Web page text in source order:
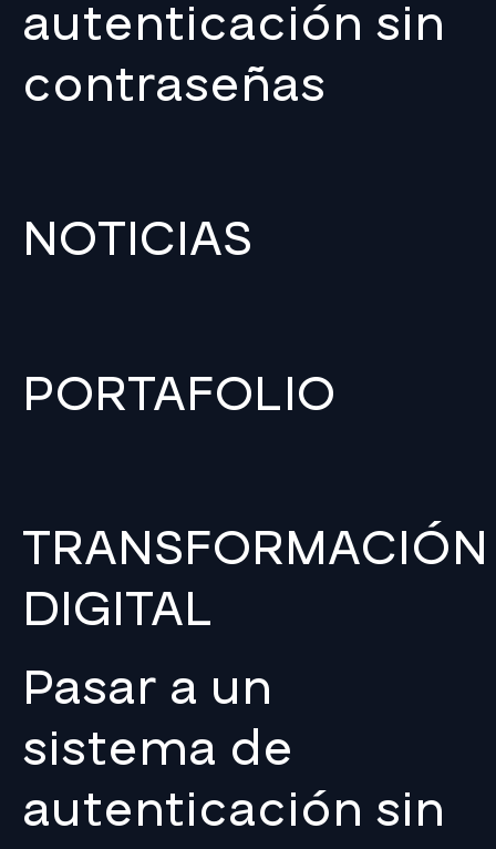
autenticación sin
contraseñas
NOTICIAS
PORTAFOLIO
TRANSFORMACIÓN
DIGITAL
Pasar a un
sistema de
autenticación sin